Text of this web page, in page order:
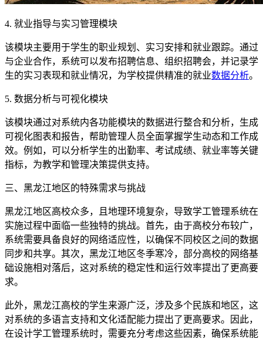
4. 就业指导与实习管理模块
该模块主要用于学生的职业规划、实习安排和就业跟踪。通过
与企业合作，系统可以发布招聘信息、组织招聘会，并记录学
生的实习表现和就业情况，为学校提供精准的就业数据分析。
5. 数据分析与可视化模块
该模块通过对系统内各功能模块的数据进行整合和分析，生成
可视化图表和报告，帮助管理人员全面掌握学生动态和工作成
效。例如，可以分析学生的出勤率、考试成绩、就业率等关键
指标，为教学和管理决策提供支持。
三、黑龙江地区的特殊需求与挑战
黑龙江地区高校众多，且地理环境复杂，导致学工管理系统在
实施过程中面临一些独特的挑战。首先，由于高校分布较广，
系统需要具备良好的网络适应性，以确保不同校区之间的数据
同步和共享。其次，黑龙江地区冬季寒冷，部分高校的网络基
础设施相对落后，这对系统的稳定性和运行效率提出了更高要
求。
此外，黑龙江高校的学生来源广泛，涉及多个民族和地区，这
对系统的多语言支持和文化适配能力提出了更高要求。因此，
在设计学工管理系统时，需要充分考虑这些因素，确保系统能